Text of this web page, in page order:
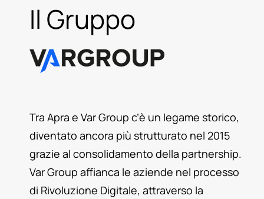
Il Gruppo
Tra Apra e Var Group c’è un legame storico,
diventato ancora più strutturato nel 2015
grazie al consolidamento della partnership.
Var Group affianca le aziende nel processo
di Rivoluzione Digitale, attraverso la